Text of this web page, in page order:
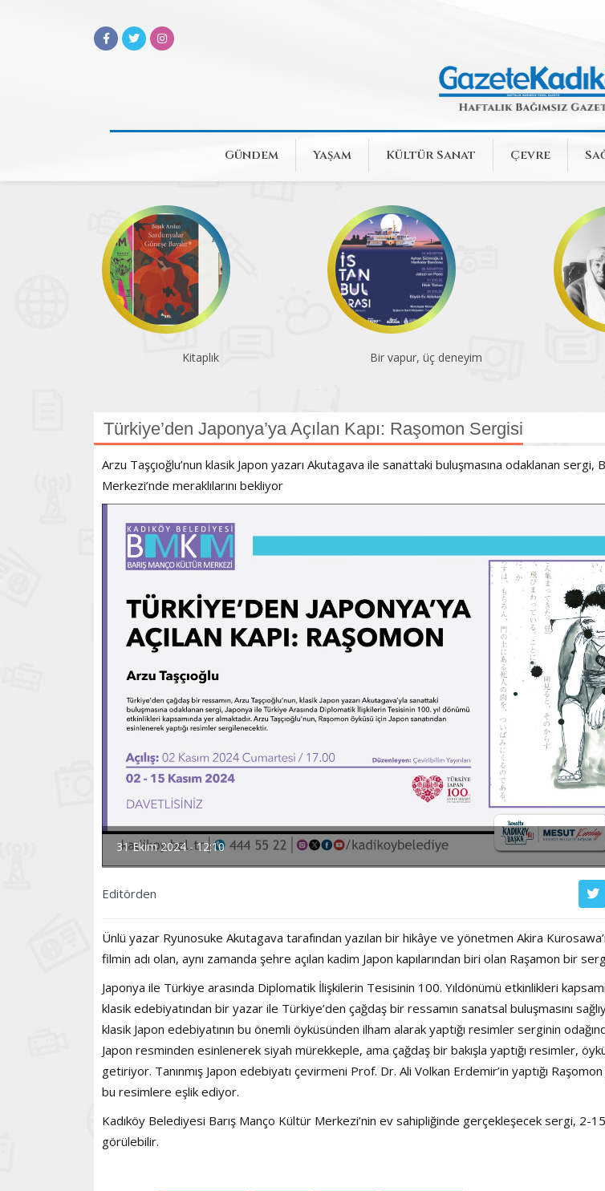
Gündem Yaşam Kültür Sanat Çevre
Bir vapur, üç deneyim Atatürk Kitaplığı
Türkiye’den Japonya’ya Açılan Kapı: Raşomon Sergisi
Arzu Taşçıoğlu’nun klasik Japon yazarı Akutagava ile sanattaki buluşmasına odaklanan sergi,
Merkezi’nde meraklılarını bekliyor
31 Ekim 2024 - 12:10
Editörden
Ünlü yazar Ryunosuke Akutagava tarafından yazılan bir hikâye ve yönetmen Akira
filmin adı olan, aynı zamanda şehre açılan kadim Japon kapılarından biri olan Raşamon bir
Japonya ile Türkiye arasında Diplomatik İlişkilerin Tesisinin 100. Yıldönümü etkinlikleri
klasik edebiyatından bir yazar ile Türkiye’den çağdaş bir ressamın sanatsal buluşmasını
klasik Japon edebiyatının bu önemli öyküsünden ilham alarak yaptığı resimler serginin
Japon resminden esinlenerek siyah mürekkeple, ama çağdaş bir bakışla yaptığı resimler,
getiriyor. Tanınmış Japon edebiyatı çevirmeni Prof. Dr. Ali Volkan Erdemir’in yaptığı
bu resimlere eşlik ediyor.
Kadıköy Belediyesi Barış Manço Kültür Merkezi’nin ev sahipliğinde gerçekleşecek sergi, 2-
görülebilir.
Haftanın Sinevizyonu